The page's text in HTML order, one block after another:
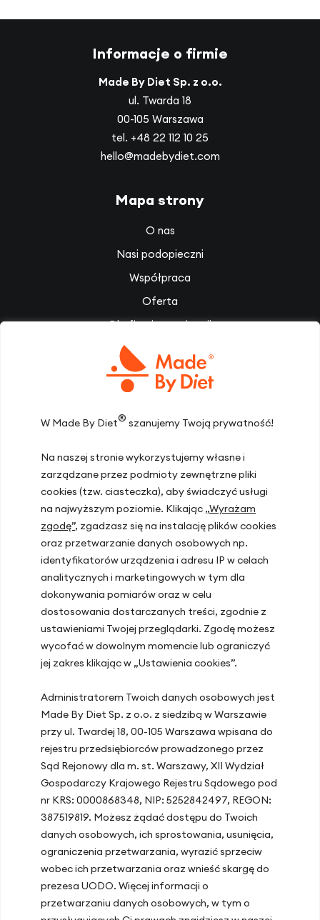
W Made By Diet® szanujemy Twoją prywatność!
Na naszej stronie wykorzystujemy własne i
zarządzane przez podmioty zewnętrzne pliki
cookies (tzw. ciasteczka), aby świadczyć usługi
na najwyższym poziomie. Klikając „Wyrażam
zgodę”, zgadzasz się na instalację plików cookies
oraz przetwarzanie danych osobowych np.
identyfikatorów urządzenia i adresu IP w celach
analitycznych i marketingowych w tym dla
dokonywania pomiarów oraz w celu
dostosowania dostarczanych treści, zgodnie z
ustawieniami Twojej przeglądarki. Zgodę możesz
wycofać w dowolnym momencie lub ograniczyć
jej zakres klikając w „Ustawienia cookies”.
Administratorem Twoich danych osobowych jest
Made By Diet Sp. z o.o. z siedzibą w Warszawie
przy ul. Twardej 18, 00-105 Warszawa wpisana do
rejestru przedsiębiorców prowadzonego przez
Sąd Rejonowy dla m. st. Warszawy, XII Wydział
Gospodarczy Krajowego Rejestru Sądowego pod
nr KRS: 0000868348, NIP: 5252842497, REGON:
387519819. Możesz żądać dostępu do Twoich
danych osobowych, ich sprostowania, usunięcia,
ograniczenia przetwarzania, wyrazić sprzeciw
wobec ich przetwarzania oraz wnieść skargę do
prezesa UODO. Więcej informacji o
przetwarzaniu danych osobowych, w tym o
Informacje o firmie
Made By Diet Sp. z o.o.
ul. Twarda 18
00-105 Warszawa
tel. +48 22 112 10 25
hello@madebydiet.com
Mapa strony
O nas
Nasi podopieczni
Współpraca
Oferta
Dla firm i organizacji
Słownik pojęć dietetycznych
Filmy
Dietoterapia
Inspiracje
Dołącz do nas
Kontakt
Lokalizacje gabinetów
Warszawa, ul. Hoża 51
Kraków, ul. Zakopiańska 72D
Gdańsk, ul. Mariana Hemara 17
Ostatnie artykuły
Hipoglikemia reaktywna – przyczyny,
objawy, dieta i leczenie
Spadek energii po lunchu? Jak dieta w
pracy poprawia koncentrację i
produktywność
Jak dieta i styl życia wpływają na
Twoją odporność?
Dieta śródziemnomorska – odkryj
zasady i produkty najzdrowszej kuchni
świata!
Żelazo w diecie: Produkty bogate w